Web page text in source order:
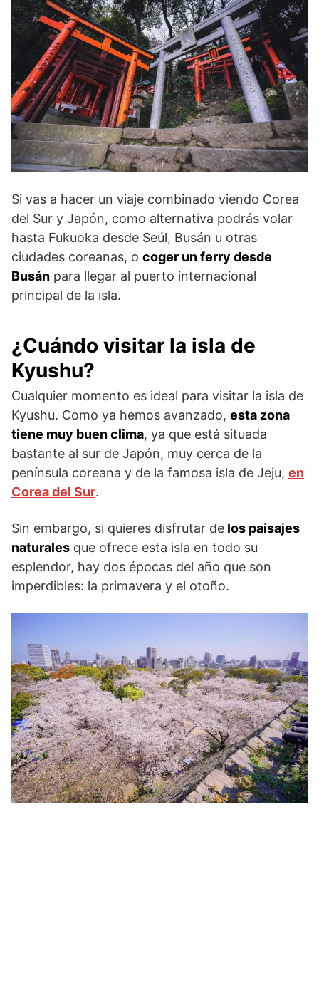
Si vas a hacer un viaje combinado viendo Corea
del Sur y Japón, como alternativa podrás volar
hasta Fukuoka desde Seúl, Busán u otras
ciudades coreanas, o coger un ferry desde
Busán para llegar al puerto internacional
principal de la isla.
¿Cuándo visitar la isla de
Kyushu?
Cualquier momento es ideal para visitar la isla de
Kyushu. Como ya hemos avanzado, esta zona
tiene muy buen clima, ya que está situada
bastante al sur de Japón, muy cerca de la
península coreana y de la famosa isla de Jeju, en
Corea del Sur.
Sin embargo, si quieres disfrutar de los paisajes
naturales que ofrece esta isla en todo su
esplendor, hay dos épocas del año que son
imperdibles: la primavera y el otoño.